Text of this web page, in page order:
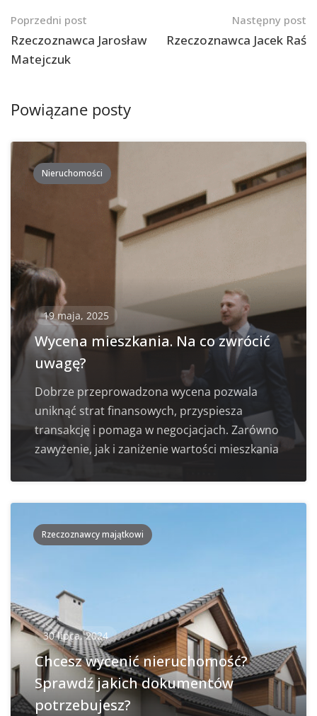
Nawigacja
po
postach
Poprzedni post
Rzeczoznawca Jarosław
Matejczuk
Następny post
Rzeczoznawca Jacek Raś
Powiązane posty
Nieruchomości
19 maja, 2025
Wycena mieszkania. Na co zwrócić
uwagę?
Dobrze przeprowadzona wycena pozwala
uniknąć strat finansowych, przyspiesza
transakcję i pomaga w negocjacjach. Zarówno
zawyżenie, jak i zaniżenie wartości mieszkania
Rzeczoznawcy majątkowi
30 lipca, 2024
Chcesz wycenić nieruchomość?
Sprawdź jakich dokumentów
potrzebujesz?